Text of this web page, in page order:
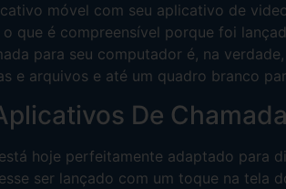
móvel com seu aplicativo de
que é compreensível porque foi
para seu computador é, na
e arquivos e até um quadro branco
De
hoje perfeitamente adaptado para
ser lançado com um toque na tela